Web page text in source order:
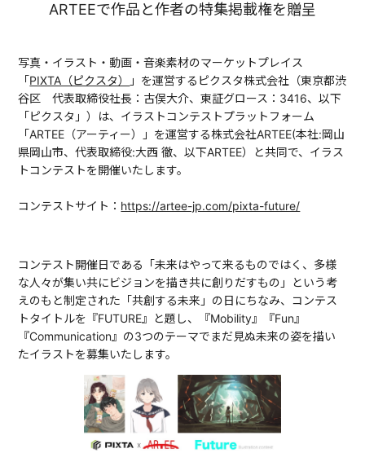
ARTEEで作品と作者の特集掲載権を贈呈
写真・イラスト・動画・音楽素材のマーケットプレイス
「PIXTA（ピクスタ）
」を運営するピクスタ株式会社（東京都渋
谷区 代表取締役社長：古俣大介、東証グロース：3416、以下
「ピクスタ」）は、イラストコンテストプラットフォーム
「ARTEE（アーティー）」を運営する株式会社ARTEE(本社:岡山
県岡山市、代表取締役:大⻄ 徹、以下ARTEE）と共同で、イラス
トコンテストを開催いたします。
コンテストサイト： https://artee-jp.com/pixta-future/
コンテスト開催日である「未来はやって来るものではく、多様
な人々が集い共にビジョンを描き共に創りだすもの」という考
えのもと制定された「共創する未来」の日にちなみ、コンテス
トタイトルを『FUTURE』と題し、『Mobility』『Fun』
『Communication』の3つのテーマでまだ見ぬ未来の姿を描い
たイラストを募集いたします。